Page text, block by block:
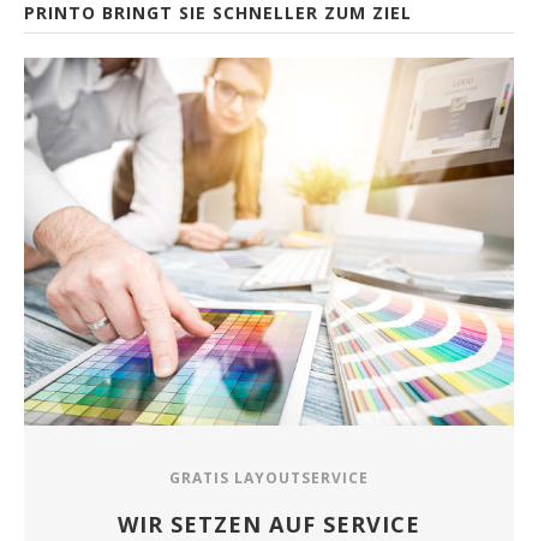
PRINTO BRINGT SIE SCHNELLER ZUM ZIEL
GRATIS LAYOUTSERVICE
WIR SETZEN AUF SERVICE